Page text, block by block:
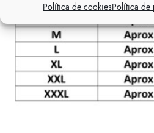
Política de cookiesPolítica de